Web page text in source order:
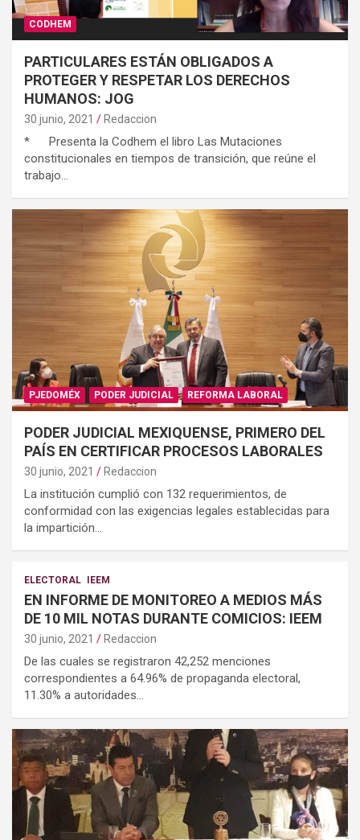
CODHEM
PARTICULARES ESTÁN OBLIGADOS A
PROTEGER Y RESPETAR LOS DERECHOS
HUMANOS: JOG
30 junio, 2021 Redaccion
* Presenta la Codhem el libro Las Mutaciones
constitucionales en tiempos de transición, que reúne el
trabajo…
PJEDOMÉX PODER JUDICIAL REFORMA LABORAL
PODER JUDICIAL MEXIQUENSE, PRIMERO DEL
PAÍS EN CERTIFICAR PROCESOS LABORALES
30 junio, 2021 Redaccion
La institución cumplió con 132 requerimientos, de
conformidad con las exigencias legales establecidas para
la impartición…
ELECTORAL IEEM
EN INFORME DE MONITOREO A MEDIOS MÁS
DE 10 MIL NOTAS DURANTE COMICIOS: IEEM
30 junio, 2021 Redaccion
De las cuales se registraron 42,252 menciones
correspondientes a 64.96% de propaganda electoral,
11.30% a autoridades…